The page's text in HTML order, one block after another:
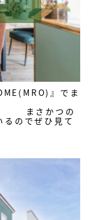
』でま
つの
るのでぜひ見て